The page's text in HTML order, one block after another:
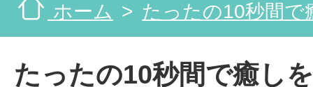
ホーム たったの10秒間で
たったの10秒間で癒し